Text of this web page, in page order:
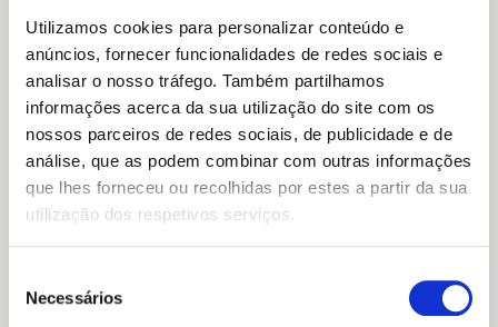
Utilizamos cookies para personalizar conteúdo e
anúncios, fornecer funcionalidades de redes sociais e
analisar o nosso tráfego. Também partilhamos
informações acerca da sua utilização do site com os
nossos parceiros de redes sociais, de publicidade e de
análise, que as podem combinar com outras informações
que lhes forneceu ou recolhidas por estes a partir da sua
utilização dos respetivos serviços.
Necessários
16,99€O
preço
original
16,99 €.
11,89€O
preço
atual
11,89 €.
O Diário de um Banana 15:
Bater no Fundo
O
preço
original
era:
16,59 €.
preço
atual
14,93 €.
Aru Shah 1: O Fim do Tempo
Roshani Chokshi